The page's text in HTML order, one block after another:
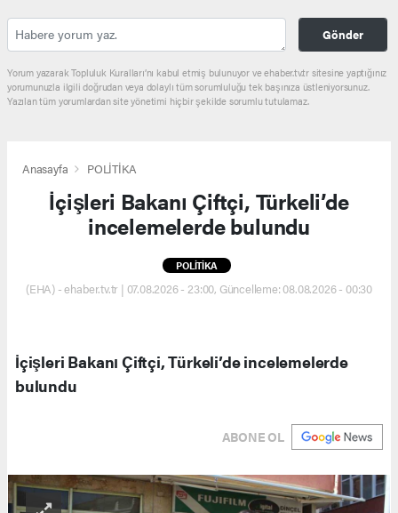
Gönder
Yorum yazarak Topluluk Kuralları’nı kabul etmiş bulunuyor ve ehaber.tv.tr sitesine yaptığınız
yorumunuzla ilgili doğrudan veya dolaylı tüm sorumluluğu tek başınıza üstleniyorsunuz.
Yazılan tüm yorumlardan site yönetimi hiçbir şekilde sorumlu tutulamaz.
Anasayfa POLİTİKA
İçişleri Bakanı Çiftçi, Türkeli’de
incelemelerde bulundu
POLİTİKA
(EHA) - ehaber.tv.tr | 07.08.2026 - 23:00, Güncelleme: 08.08.2026 - 00:30
İçişleri Bakanı Çiftçi, Türkeli’de incelemelerde
bulundu
ABONE OL